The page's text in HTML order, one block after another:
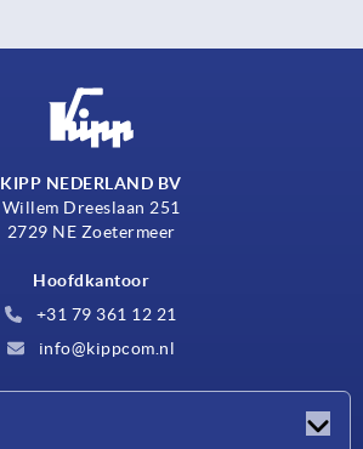
KIPP NEDERLAND BV
Willem Dreeslaan 251
2729 NE Zoetermeer
Hoofdkantoor
+31 79 361 12 21
info@kippcom.nl